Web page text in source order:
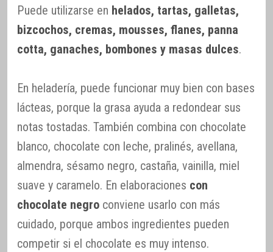
Puede utilizarse en helados, tartas, galletas,
bizcochos, cremas, mousses, flanes, panna
cotta, ganaches, bombones y masas dulces.
En heladería, puede funcionar muy bien con bases
lácteas, porque la grasa ayuda a redondear sus
notas tostadas. También combina con chocolate
blanco, chocolate con leche, pralinés, avellana,
almendra, sésamo negro, castaña, vainilla, miel
suave y caramelo. En elaboraciones con
chocolate negro conviene usarlo con más
cuidado, porque ambos ingredientes pueden
competir si el chocolate es muy intenso.